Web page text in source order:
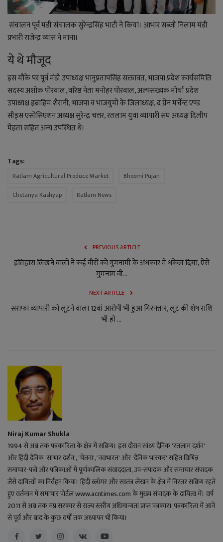
संचालन पूर्व मंडी संचालक सुरेन्द्रसिंह भाटी ने किया। आभार सब्जी निलाम मंडी
प्रभारी राजेन्द्र व्यास ने माना।
ये थे मौजूद
इस मौके पर पूर्व मंडी उपाध्यक्ष भानुप्रतापसिंह सक्तावत, भाजपा प्रदेश कार्यसमिति
सदस्य अशोक पोरवाल, वरिष्ठ नेता मनोहर पोरवाल, अल्पसंख्यक मोर्चा प्रदेश
उपाध्यक्ष इब्राहिम शैरानी, भाजपा व भाजयुमो के जिलाध्यक्ष, द ग्रेन मर्चेन्ट एण्ड
सीड्स एसोसिएशन अध्यक्ष सुरेन्द्र चत्तर, रतलाम युवा व्यापारी संघ अध्यक्ष दिलीप
मेहता सहित अन्य उपस्थित थे।
Tags:
Ratlam Agricultural Produce Market
Bhoomi Pujan
Chetanya Kashyap
Ratlam News
PREVIOUS ARTICLE
इतिहास लिखने वालों ने कई वीरों को गुमनामी के अंधकार में धकेल दिया, ऐसे
गुमनाम वी...
NEXT ARTICLE
सराफा व्यापारी को लूटने वाला 12वां आरोपी भी हुआ गिरफ्तार, लूट की शेष राशि
भी हो ...
Niraj Kumar Shukla
1994 से अब तक पत्रकारिता के क्षेत्र में सक्रिय। इस दौरान सांध्य दैनिक 'रतलाम दर्शन'
और हिंदी दैनिक 'साभार दर्शन', 'चेतना', 'नवभारत' और 'दैनिक भास्कर' सहित विभिन्न
समाचार-पत्रों और पत्रिकाओं में पूर्णकालिक संवाददाता, उप-संपादक और समाचार संपादक
जैसे दायित्वों का निर्वहन किया। हिंदी ब्लॉगर और स्वतंत्र लेखन के क्षेत्र में निरंतर सक्रिय रहते
हुए वर्तमान में समाचार पोर्टल www.acntimes.com के मुख्य संपादक के दायित्व में। वर्ष
2011 से अब तक मप्र सरकार से राज्य स्तरीय अधिमान्यता प्राप्त पत्रकार। पत्रकारिता में आने
से पूर्व और बाद के कुछ वर्षों तक अध्यापन भी किया।